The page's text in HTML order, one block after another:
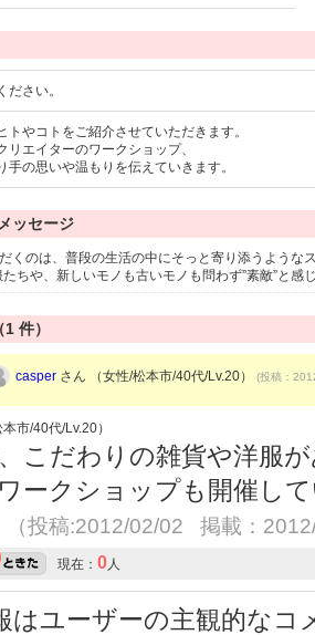
さい。
やコトをご紹介させていただきます。
エイターのワークショップ、
の思いや温もりを伝えていきます。
ッセージ
くのは、普段の生活の中にそっと寄り添うよう
ちや、新しいモノも古いモノも問わず”素敵”と感
1 件）
casper さん （女性/松本市/40代/Lv.20） (投稿：
市/40代/Lv.20）
こだわりの雑貨や洋服
ークショップも開催し
（投稿:2012/02/02 掲載：
現在： 0人
ユーザーの主観的なコ